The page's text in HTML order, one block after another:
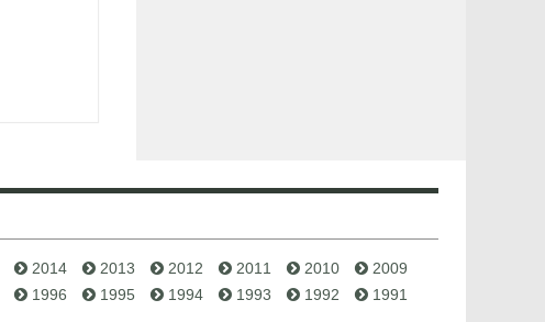
2014 2013 2012 2011 2010
2009
1996 1995 1994 1993 1992
1991